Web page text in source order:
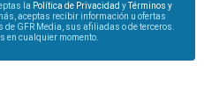
la Política de Privacidad yTérminos y
aceptas recibir información u ofertas
GFR Media, sus afiliadas o de terceros.
en cualquier momento.